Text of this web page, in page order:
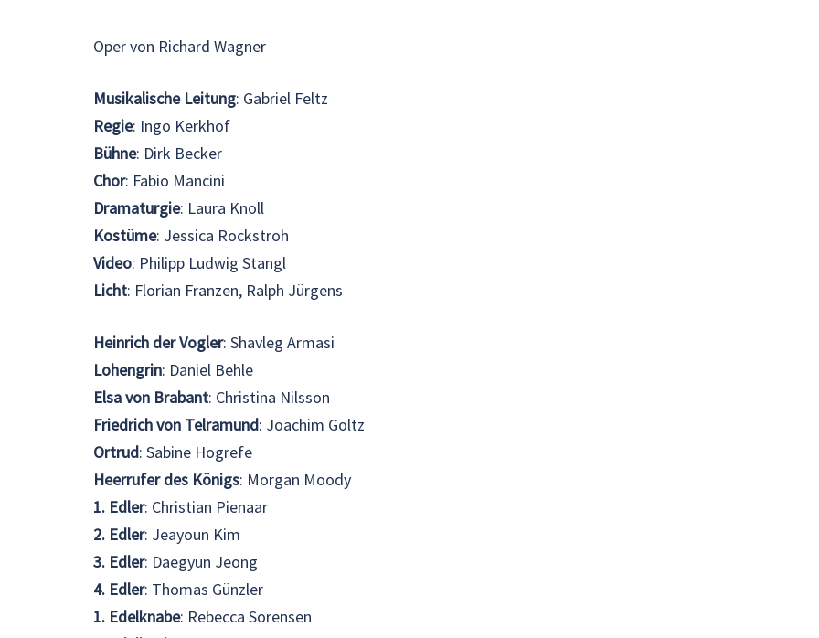
Oper von Richard Wagner
Musikalische Leitung: Gabriel Feltz
Regie: Ingo Kerkhof
Bühne: Dirk Becker
Chor: Fabio Mancini
Dramaturgie: Laura Knoll
Kostüme: Jessica Rockstroh
Video: Philipp Ludwig Stangl
Licht: Florian Franzen, Ralph Jürgens
Heinrich der Vogler: Shavleg Armasi
Lohengrin: Daniel Behle
Elsa von Brabant: Christina Nilsson
Friedrich von Telramund: Joachim Goltz
Ortrud: Sabine Hogrefe
Heerrufer des Königs: Morgan Moody
1. Edler: Christian Pienaar
2. Edler: Jeayoun Kim
3. Edler: Daegyun Jeong
4. Edler: Thomas Günzler
1. Edelknabe: Rebecca Sorensen